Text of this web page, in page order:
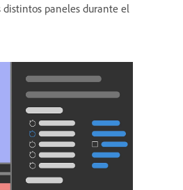
paneles durante el